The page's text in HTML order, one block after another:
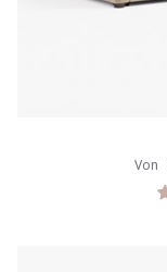
Von